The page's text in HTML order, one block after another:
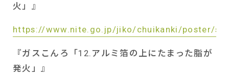
火」』
https://www.nite.go.jp/jiko/chuikanki/poster/
『ガスこんろ「12. アルミ箔の上にたまった脂が
発火」』